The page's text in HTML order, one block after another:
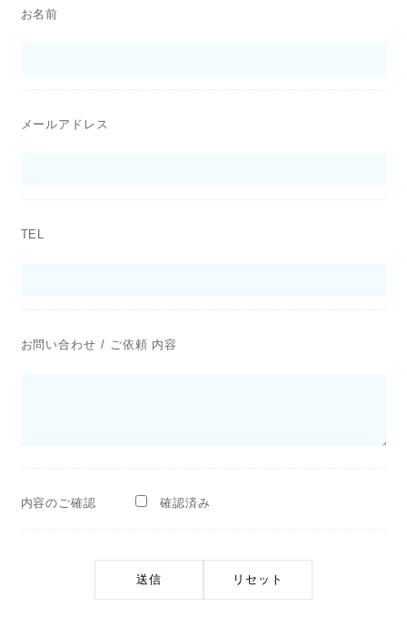
お名前
メールアドレス
TEL
お問い合わせ / ご依頼 内容
内容のご確認 確認済み